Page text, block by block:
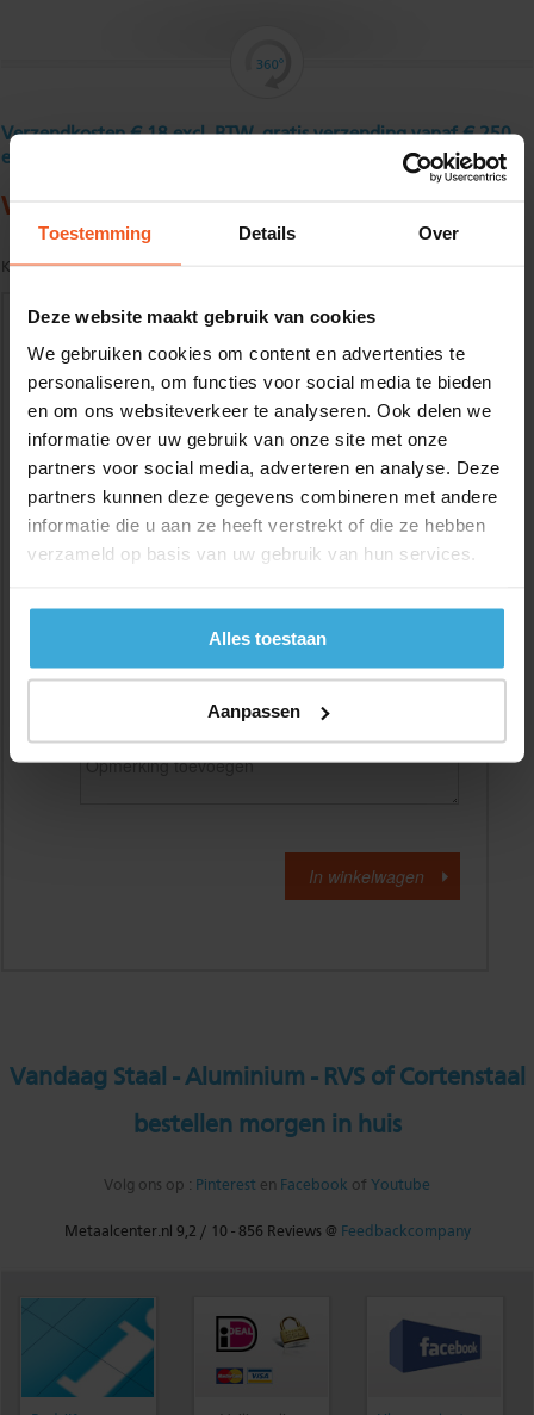
Toestemming Details Over
Deze website maakt gebruik van cookies
We gebruiken cookies om content en advertenties te
personaliseren, om functies voor social media te bieden
en om ons websiteverkeer te analyseren. Ook delen we
informatie over uw gebruik van onze site met onze
partners voor social media, adverteren en analyse. Deze
partners kunnen deze gegevens combineren met andere
informatie die u aan ze heeft verstrekt of die ze hebben
verzameld op basis van uw gebruik van hun services.
Alles toestaan
Aanpassen
Verzendkosten € 18 excl. BTW, gratis verzending vanaf € 250
excl. BTW
Warmgewalst platstaal 60 x 5 mm
Kwaliteit: S235JR volgens EN10025
Gewenste
lengtemaat in
(max. 2000 mm)
+/- 2 mm lengtetolerantie
Materiaalkosten
Alle bedragen zijn excl. 21% BTW
Vandaag Staal - Aluminium - RVS of Cortenstaal
bestellen morgen in huis
Volg ons op : Pinterest en Facebook of Youtube
Metaalcenter.nl 9,2 / 10 -856 Reviews @ Feedbackcompany